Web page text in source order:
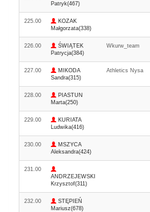
Patryk(467)
225.00
KOZAK
Małgorzata(338)
226.00
ŚWIĄTEK
Patrycja(384)
Wkurw_team
227.00
MIKODA
Sandra(315)
Athletics Nysa
228.00
PIASTUN
Marta(250)
229.00
KURIATA
Ludwika(416)
230.00
MSZYCA
Aleksandra(424)
231.00
ANDRZEJEWSKI
Krzysztof(311)
232.00
STĘPIEŃ
Mariusz(678)